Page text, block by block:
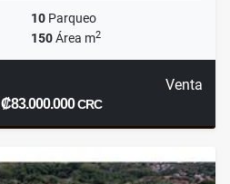
10 Parqueo
150Área m2
Venta
₡83.000.000CRC